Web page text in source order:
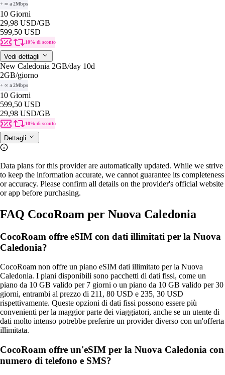
+ ∞ a 2Mbps
10 Giorni
29,98 USD/GB
599,50 USD
10% di sconto
Vedi dettagli
New Caledonia 2GB/day 10d
2GB/giorno
+ ∞ a 2Mbps
10 Giorni
599,50 USD
29,98 USD/GB
10% di sconto
Dettagli
Data plans for this provider are automatically updated. While we strive
to keep the information accurate, we cannot guarantee its completeness
or accuracy. Please confirm all details on the provider's official website
or app before purchasing.
FAQ CocoRoam per Nuova Caledonia
CocoRoam offre eSIM con dati illimitati per la Nuova
Caledonia?
CocoRoam non offre un piano eSIM dati illimitato per la Nuova
Caledonia. I piani disponibili sono pacchetti di dati fissi, come un
piano da 10 GB valido per 7 giorni o un piano da 10 GB valido per 30
giorni, entrambi al prezzo di 211, 80 USD e 235, 30 USD
rispettivamente. Queste opzioni di dati fissi possono essere più
convenienti per la maggior parte dei viaggiatori, anche se un utente di
dati molto intenso potrebbe preferire un provider diverso con un'offerta
illimitata.
CocoRoam offre un'eSIM per la Nuova Caledonia con
numero di telefono e SMS?